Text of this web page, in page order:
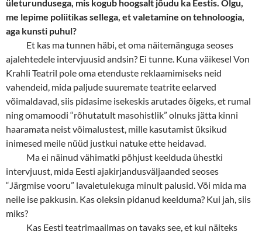
ületurundusega, mis kogub hoogsalt jõudu ka Eestis. Olgu,
me lepime poliitikas sellega, et valetamine on tehnoloogia,
aga kunsti puhul?
Et kas ma tunnen häbi, et oma näitemänguga seoses
ajalehtedele intervjuusid andsin? Ei tunne. Kuna väikesel Von
Krahli Teatril pole oma etenduste reklaamimiseks neid
vahendeid, mida paljude suuremate teatrite eelarved
võimaldavad, siis pidasime isekeskis arutades õigeks, et rumal
ning omamoodi “rõhutatult masohistlik” olnuks jätta kinni
haaramata neist võimalustest, mille kasutamist üksikud
inimesed meile nüüd justkui natuke ette heidavad.
Ma ei näinud vähimatki põhjust keelduda ühestki
intervjuust, mida Eesti ajakirjandusväljaanded seoses
“Järgmise vooru” lavaletulekuga minult palusid. Või mida ma
neile ise pakkusin. Kas oleksin pidanud keelduma? Kui jah, siis
miks?
Kas Eesti teatrimaailmas on tavaks see, et kui näiteks